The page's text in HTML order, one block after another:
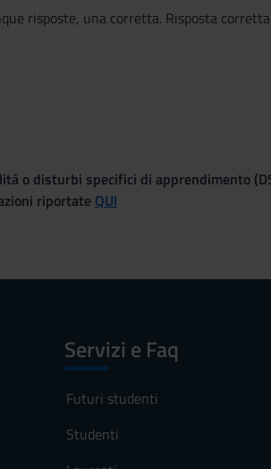
risposte, una corretta. Risposta
o disturbi specifici di apprendimento
riportate QUI
Servizi e Faq
Futuri studenti
Studenti